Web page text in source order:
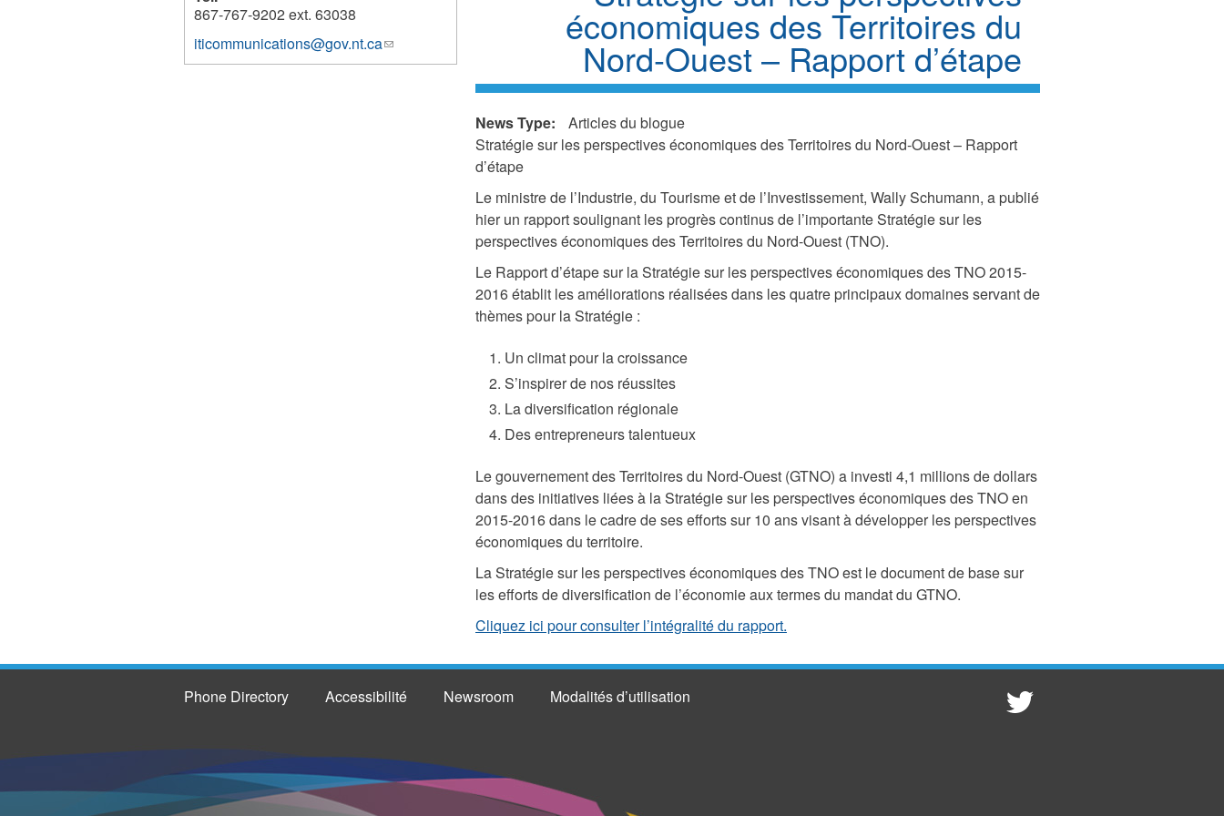
économiques des Territoires du
Nord-Ouest – Rapport d’étape
News Type:
Articles du blogue
Stratégie sur les perspectives économiques des Territoires du Nord-Ouest – Rapport
d’étape
Le ministre de l’Industrie, du Tourisme et de l’Investissement, Wally Schumann, a publié
hier un rapport soulignant les progrès continus de l’importante Stratégie sur les
perspectives économiques des Territoires du Nord-Ouest (TNO).
Le Rapport d’étape sur la Stratégie sur les perspectives économiques des TNO 2015-
2016 établit les améliorations réalisées dans les quatre principaux domaines servant de
thèmes pour la Stratégie :
Un climat pour la croissance
S’inspirer de nos réussites
La diversification régionale
Des entrepreneurs talentueux
Le gouvernement des Territoires du Nord-Ouest (GTNO) a investi 4,1 millions de dollars
dans des initiatives liées à la Stratégie sur les perspectives économiques des TNO en
2015-2016 dans le cadre de ses efforts sur 10 ans visant à développer les perspectives
économiques du territoire.
La Stratégie sur les perspectives économiques des TNO est le document de base sur
les efforts de diversification de l’économie aux termes du mandat du GTNO.
Cliquez ici pour consulter l’intégralité du rapport.
867-767-9202 ext. 63038
iticommunications@gov.nt.ca(link
sends
1234
Phone Directory Accessibilité Newsroom Modalités d’utilisation